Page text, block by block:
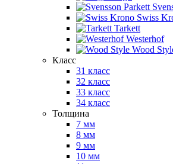
Swiss
Tarkett
Westerhof
Wood
Класс
31 класс
32 класс
33 класс
34 класс
Толщина
7 мм
8 мм
9 мм
10 мм